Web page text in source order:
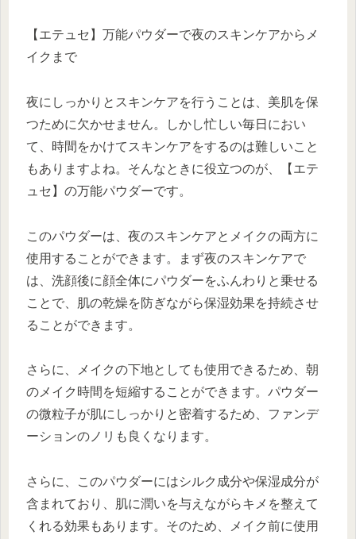
【エテュセ】万能パウダーで夜のスキンケアからメ
イクまで
夜にしっかりとスキンケアを行うことは、美肌を保
つために欠かせません。しかし忙しい毎日におい
て、時間をかけてスキンケアをするのは難しいこと
もありますよね。そんなときに役立つのが、【エテ
ュセ】の万能パウダーです。
このパウダーは、夜のスキンケアとメイクの両方に
使用することができます。まず夜のスキンケアで
は、洗顔後に顔全体にパウダーをふんわりと乗せる
ことで、肌の乾燥を防ぎながら保湿効果を持続させ
ることができます。
さらに、メイクの下地としても使用できるため、朝
のメイク時間を短縮することができます。パウダー
の微粒子が肌にしっかりと密着するため、ファンデ
ーションのノリも良くなります。
さらに、このパウダーにはシルク成分や保湿成分が
含まれており、肌に潤いを与えながらキメを整えて
くれる効果もあります。そのため、メイク前に使用